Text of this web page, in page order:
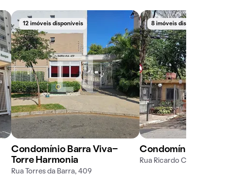
12 imóveis disponíveis
Condomínio Barra Viva-
Torre Harmonia
Rua Torres da Barra, 409
8 imóveis disponíveis
Condomínio
Rua Ricardo Cavatton,